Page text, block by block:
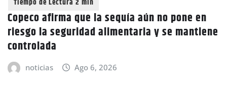
Copeco afirma que la sequía aún no pone en
riesgo la seguridad alimentaria y se mantiene
controlada
noticias Ago 6, 2026